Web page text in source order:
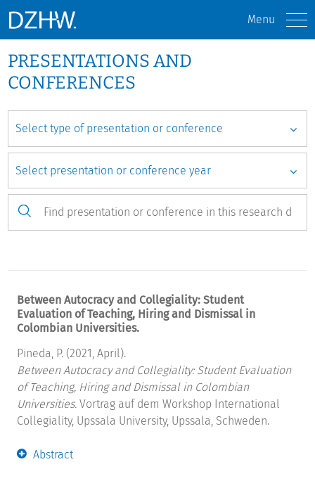
Menu
PRESENTATIONS AND
CONFERENCES
Between Autocracy and Collegiality: Student
Evaluation of Teaching, Hiring and Dismissal in
Colombian Universities.
Pineda, P. (2021, April).
Between Autocracy and Collegiality: Student Evaluation
of Teaching, Hiring and Dismissal in Colombian
Universities. Vortrag auf dem Workshop International
Collegiality, Upssala University, Upssala, Schweden.
Abstract